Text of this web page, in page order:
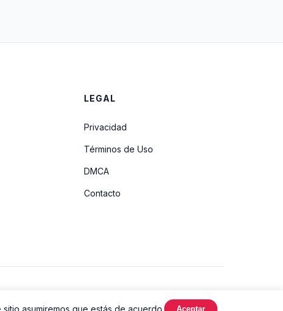
LEGAL
Privacidad
Términos de Uso
DMCA
Contacto
asumiremos que estás de acuerdo. Aceptar